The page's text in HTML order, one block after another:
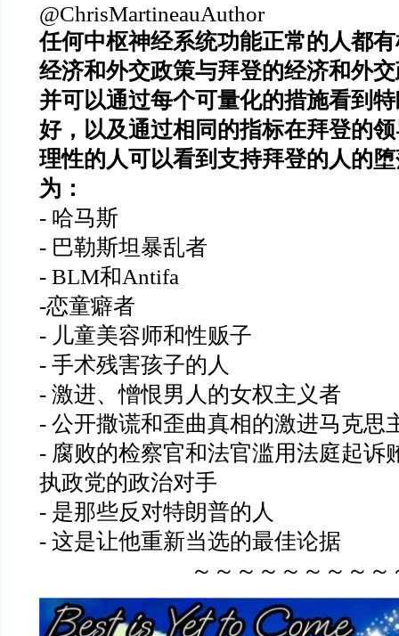
@ChrisMartineauAuthor
任何中枢神经系统功能正常的人都
经济和外交政策与拜登的经济和外
并可以通过每个可量化的措施看到
好，以及通过相同的指标在拜登的
理性的人可以看到支持拜登的人的
为：
- 哈马斯
- 巴勒斯坦暴乱者
- BLM和Antifa
-恋童癖者
- 儿童美容师和性贩子
- 手术残害孩子的人
- 激进、憎恨男人的女权主义者
- 公开撒谎和歪曲真相的激进马克思
- 腐败的检察官和法官滥用法庭起诉
执政党的政治对手
- 是那些反对特朗普的人
- 这是让他重新当选的最佳论据
～～～～～～～～～